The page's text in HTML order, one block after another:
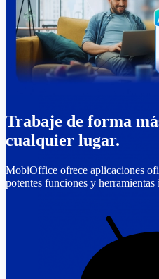
Trabaje de forma
cualquier lugar.
MobiOffice ofrece aplicaciones
potentes funciones y